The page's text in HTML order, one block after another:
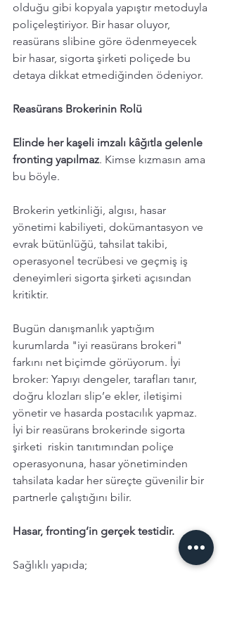
olduğu gibi kopyala yapıştır metoduyla
poliçeleştiriyor. Bir hasar oluyor,
reasürans slibine göre ödenmeyecek
bir hasar, sigorta şirketi poliçede bu
detaya dikkat etmediğinden ödeniyor.
Reasürans Brokerinin Rolü
Elinde her kaşeli imzalı kâğıtla gelenle
fronting yapılmaz. Kimse kızmasın ama
bu böyle.
Brokerin yetkinliği, algısı, hasar
yönetimi kabiliyeti, dokümantasyon ve
evrak bütünlüğü, tahsilat takibi,
operasyonel tecrübesi ve geçmiş iş
deneyimleri sigorta şirketi açısından
kritiktir.
Bugün danışmanlık yaptığım
kurumlarda "iyi reasürans brokeri"
farkını net biçimde görüyorum. İyi
broker: Yapıyı dengeler, tarafları tanır,
doğru klozları slip’e ekler, iletişimi
yönetir ve hasarda postacılık yapmaz.
İyi bir reasürans brokerinde sigorta
şirketi  riskin tanıtımından poliçe
operasyonuna, hasar yönetiminden
tahsilata kadar her süreçte güvenilir bir
partnerle çalıştığını bilir.
Hasar, fronting’in gerçek testidir.
Sağlıklı yapıda;